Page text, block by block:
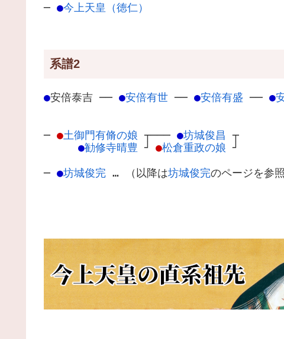
─ ●今上天皇（徳仁）
系譜2
●安倍泰吉 ── ●安倍有世 ── ●安倍有盛 ── ●
─ ●土御門有脩の娘 ┬
●勧修寺晴豊 ┘
─── ●坊城俊昌 ┬
●松倉重政の娘 ┘
─ ●坊城俊完 … （以降は坊城俊完のページを参